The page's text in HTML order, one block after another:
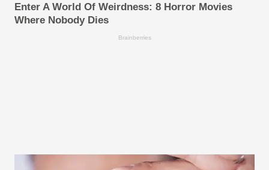
Enter A World Of Weirdness: 8 Horror Movies
Where Nobody Dies
Brainberries